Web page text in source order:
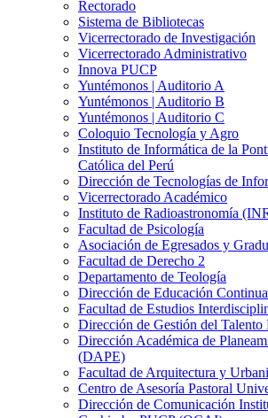
Rectorado
Sistema de Bibliotecas
Vicerrectorado de Investigación
Vicerrectorado Administrativo
Innova PUCP
Yuntémonos | Auditorio A
Yuntémonos | Auditorio B
Yuntémonos | Auditorio C
Coloquio Tecnología y Agro
Instituto de Informática de la
Católica del Perú
Dirección de Tecnologías de
Vicerrectorado Académico
Instituto de Radioastronomía
Facultad de Psicología
Asociación de Egresados y
Facultad de Derecho 2
Departamento de Teología
Dirección de Educación
Facultad de Estudios
Dirección de Gestión del
Dirección Académica de
(DAPE)
Facultad de Arquitectura y
Centro de Asesoría Pastoral
Dirección de Comunicación